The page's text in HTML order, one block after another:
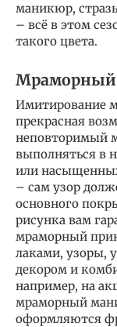
маникюр,
– всё в этом
такого цвета.
Мраморный
Имитирование
прекрасная
неповторимый
выполняться в
или
– сам узор
основного
рисунка вам
мраморный
лаками, узоры,
декором и
например, на
мраморный
оформляются